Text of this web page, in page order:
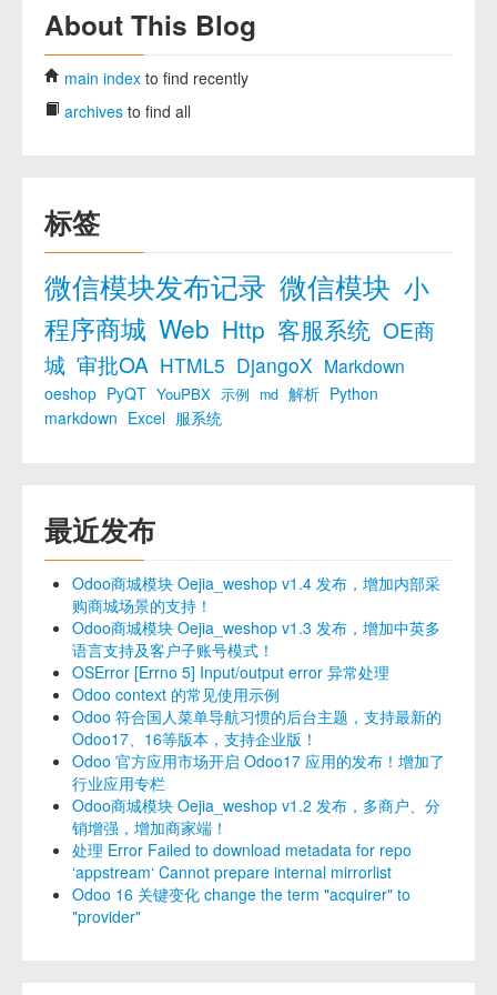
About This Blog
main index to find recently
archives to find all
标签
微信模块发布记录 微信模块 小
程序商城 Web Http 客服系统 OE商
城 审批OA HTML5 DjangoX Markdown
oeshop PyQT YouPBX 示例 md 解析 Python
markdown Excel 服系统
最近发布
Odoo商城模块 Oejia_weshop v1.4 发布，增加内部采
购商城场景的支持！
Odoo商城模块 Oejia_weshop v1.3 发布，增加中英多
语言支持及客户子账号模式！
OSError [Errno 5] Input/output error 异常处理
Odoo context 的常见使用示例
Odoo 符合国人菜单导航习惯的后台主题，支持最新的
Odoo17、16等版本，支持企业版！
Odoo 官方应用市场开启 Odoo17 应用的发布！增加了
行业应用专栏
Odoo商城模块 Oejia_weshop v1.2 发布，多商户、分
销增强，增加商家端！
处理 Error Failed to download metadata for repo
‘appstream‘ Cannot prepare internal mirrorlist
Odoo 16 关键变化 change the term "acquirer" to
"provider"